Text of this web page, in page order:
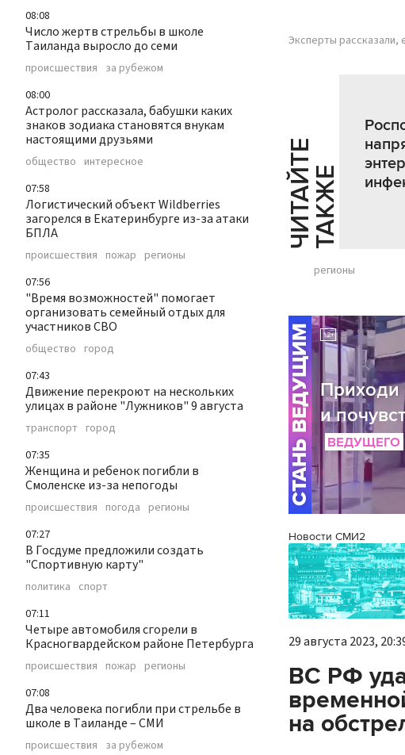
08:08
Число жертв стрельбы в школе
Таиланда выросло до семи
происшествия за рубежом
08:00
Астролог рассказала, бабушки каких
знаков зодиака становятся внукам
настоящими друзьями
общество интересное
07:58
Логистический объект Wildberries
загорелся в Екатеринбурге из-за атаки
БПЛА
происшествия пожар регионы
07:56
"Время возможностей" помогает
организовать семейный отдых для
участников СВО
общество город
07:43
Движение перекроют на нескольких
улицах в районе "Лужников" 9 августа
транспорт город
07:35
Женщина и ребенок погибли в
Смоленске из-за непогоды
происшествия погода регионы
07:27
В Госдуме предложили создать
"Спортивную карту"
политика спорт
07:11
Четыре автомобиля сгорели в
Красногвардейском районе Петербурга
происшествия пожар регионы
07:08
Два человека погибли при стрельбе в
школе в Таиланде – СМИ
происшествия за рубежом
Эксперты рассказали,
Ч
И
Т
АЙ
Т
Е
Т
А
К
ЖЕ
регионы
Новости СМИ2
29 августа 2023,
ВС РФ
на